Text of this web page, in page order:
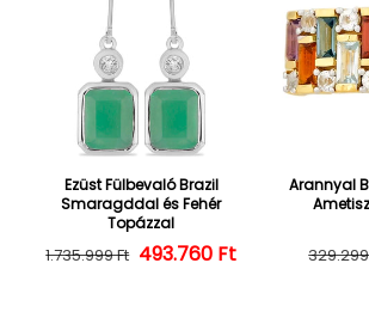
Ezüst Fülbevaló Brazil
Smaragddal és Fehér
Topázzal
Normál ár
1.735.999 Ft Kedvezményes ár
493.760 Ft
Arannyal